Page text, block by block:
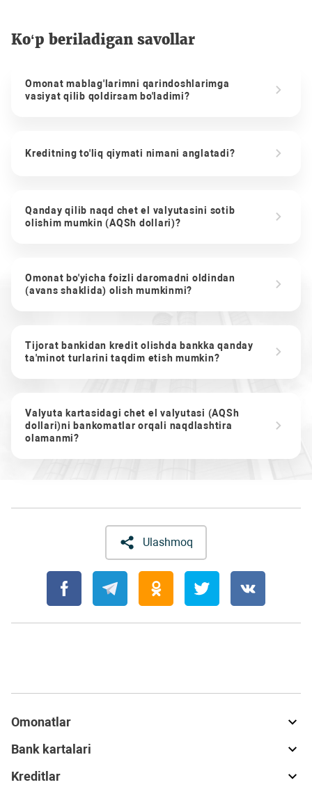
Ko‘p beriladigan savollar
Omonat mablag'larimni qarindoshlarimga
vasiyat qilib qoldirsam bo'ladimi?
Kreditning to'liq qiymati nimani anglatadi?
Qanday qilib naqd chet el valyutasini sotib
olishim mumkin (AQSh dollari)?
Omonat bo'yicha foizli daromadni oldindan
(avans shaklida) olish mumkinmi?
Tijorat bankidan kredit olishda bankka qanday
ta'minot turlarini taqdim etish mumkin?
Valyuta kartasidagi chet el valyutasi (AQSh
dollari)ni bankomatlar orqali naqdlashtira
olamanmi?
Ulashmoq
Omonatlar
Bank kartalari
Kreditlar